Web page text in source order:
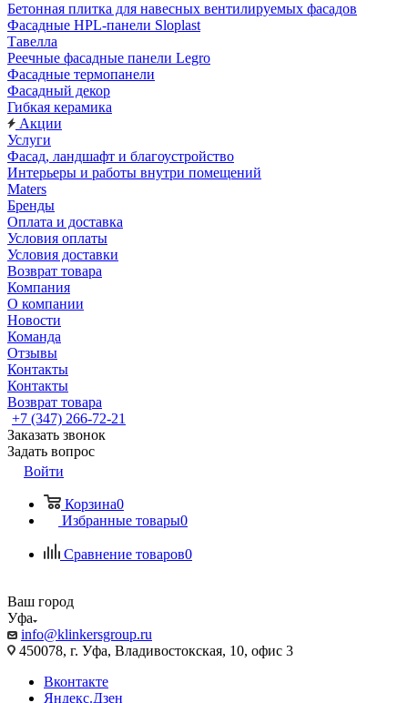
Бетонная плитка для навесных вентилируемых фасадов
Фасадные HPL-панели Sloplast
Тавелла
Реечные фасадные панели Legro
Фасадные термопанели
Фасадный декор
Гибкая керамика
Акции
Услуги
Фасад, ландшафт и благоустройство
Интерьеры и работы внутри помещений
Maters
Бренды
Оплата и доставка
Условия оплаты
Условия доставки
Возврат товара
Компания
О компании
Новости
Команда
Отзывы
Контакты
Контакты
Возврат товара
+7 (347) 266-72-21
Заказать звонок
Задать вопрос
Войти
Корзина0
Избранные товары0
Сравнение товаров0
Ваш город
Уфа
info@klinkersgroup.ru
450078, г. Уфа, Владивостокская, 10, офис 3
Вконтакте
Яндекс.Дзен